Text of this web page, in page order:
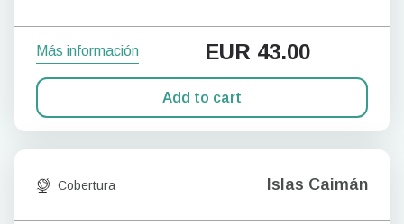
Más información EUR 43.00
Add to cart
Cobertura Islas Caimán